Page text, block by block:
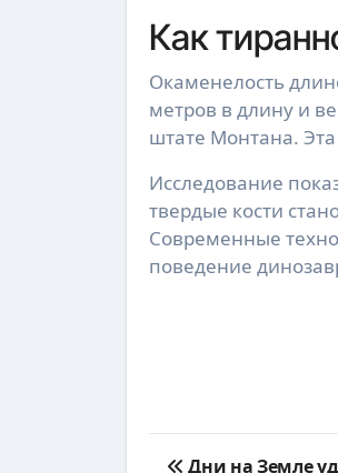
Как
Окаменелость
метров в длину и
штате Монтана.
Исследование
твердые кости
Современные
поведение
Навигация
Дни на Земле